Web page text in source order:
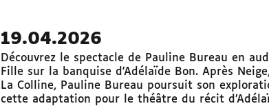
19.04.2026
Découvrez le spectacle de Pauline Bureau en
Fille sur la banquise d'Adélaïde Bon. Après
La Colline, Pauline Bureau poursuit son
cette adaptation pour le théâtre du récit